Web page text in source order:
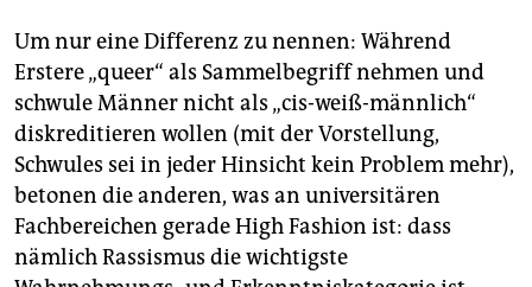
Um nur eine Differenz zu nennen: Während
Erstere „queer“ als Sammelbegriff nehmen und
schwule Männer nicht als „cis-weiß-männlich“
diskreditieren wollen (mit der Vorstellung,
Schwules sei in jeder Hinsicht kein Problem mehr),
betonen die anderen, was an universitären
Fachbereichen gerade High Fashion ist: dass
nämlich Rassismus die wichtigste